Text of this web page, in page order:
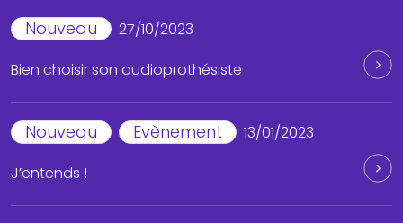
Nouveau
27/10/2023
Bien choisir son audioprothésiste
Nouveau Evènement
13/01/2023
J’entends !